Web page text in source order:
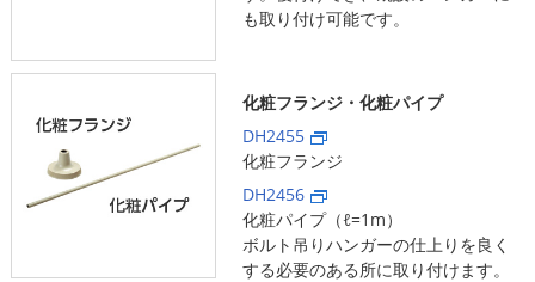
も取り付け可能です。
化粧フランジ・化粧パイプ
DH2455
化粧フランジ
DH2456
化粧パイプ（ℓ=1m）
ボルト吊りハンガーの仕上りを良く
する必要のある所に取り付けます。